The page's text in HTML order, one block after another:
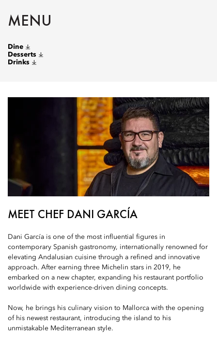
MENU
Dine
Desserts
Drinks
MEET CHEF DANI GARCÍA
Dani García is one of the most influential figures in
contemporary Spanish gastronomy, internationally renowned for
elevating Andalusian cuisine through a refined and innovative
approach. After earning three Michelin stars in 2019, he
embarked on a new chapter, expanding his restaurant portfolio
worldwide with experience-driven dining concepts.
Now, he brings his culinary vision to Mallorca with the opening
of his newest restaurant, introducing the island to his
unmistakable Mediterranean style.